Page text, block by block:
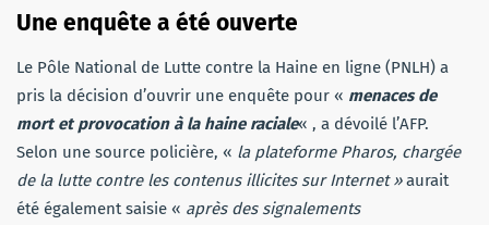
Une enquête a été ouverte
Le Pôle National de Lutte contre la Haine en ligne (PNLH) a
pris la décision d’ouvrir une enquête pour « menaces de
mort et provocation à la haine raciale« , a dévoilé l’AFP.
Selon une source policière, « la plateforme Pharos, chargée
de la lutte contre les contenus illicites sur Internet »aurait
été également saisie « après des signalements